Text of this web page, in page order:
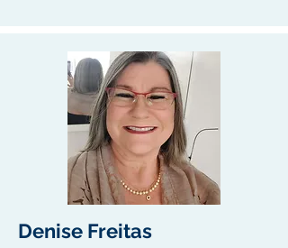
Denise Freitas